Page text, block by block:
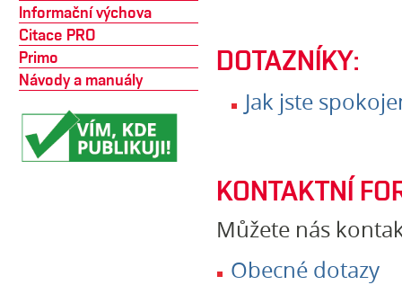
Informační výchova
Citace PRO
Primo
Návody a manuály
DOTAZNÍKY:
Jak jste
KONTAKTNÍ
Můžete nás
Obecné dotazy